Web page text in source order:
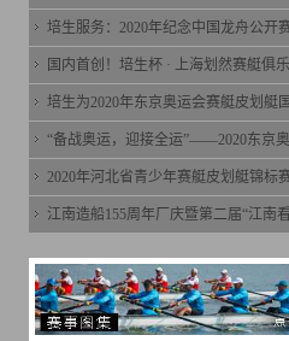
培生服务：2020年纪念中国龙舟公开
国内首创！培生杯 · 上海划然赛艇俱
培生为2020年东京奥运会赛艇皮划艇
“备战奥运，迎接全运”——2020东京
2020年河北省青少年赛艇皮划艇锦标
江南造船155周年厂庆暨第二届“江南